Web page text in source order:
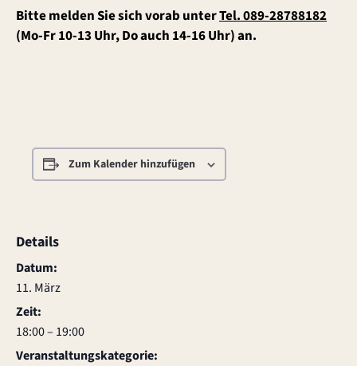
Bitte melden Sie sich vorab unterTel. 089-28788182
(Mo-Fr 10-13 Uhr, Do auch 14-16 Uhr) an.
Zum Kalender hinzufügen
Details
Datum:
11. März
Zeit:
18:00 – 19:00
Veranstaltungskategorie: